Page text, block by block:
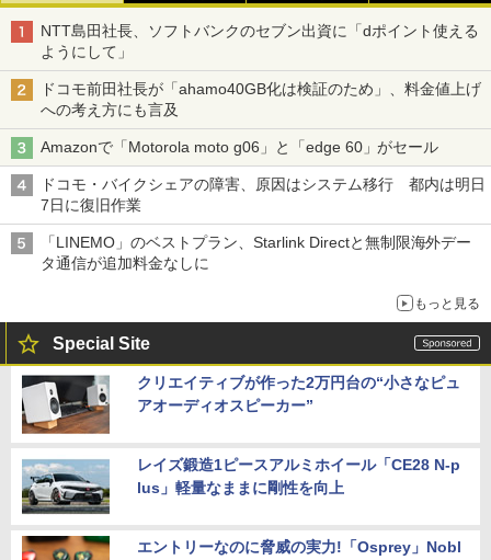
NTT島田社長、ソフトバンクのセブン出資に「dポイント使える
ようにして」
ドコモ前田社長が「ahamo40GB化は検証のため」、料金値上げ
への考え方にも言及
Amazonで「Motorola moto g06」と「edge 60」がセール
ドコモ・バイクシェアの障害、原因はシステム移行 都内は明日
7日に復旧作業
「LINEMO」のベストプラン、Starlink Directと無制限海外デー
タ通信が追加料金なしに
もっと見る
Special Site
クリエイティブが作った2万円台の“小さなピュ
アオーディオスピーカー”
レイズ鍛造1ピースアルミホイール「CE28 N-p
lus」軽量なままに剛性を向上
エントリーなのに脅威の実力!「Osprey」Nobl